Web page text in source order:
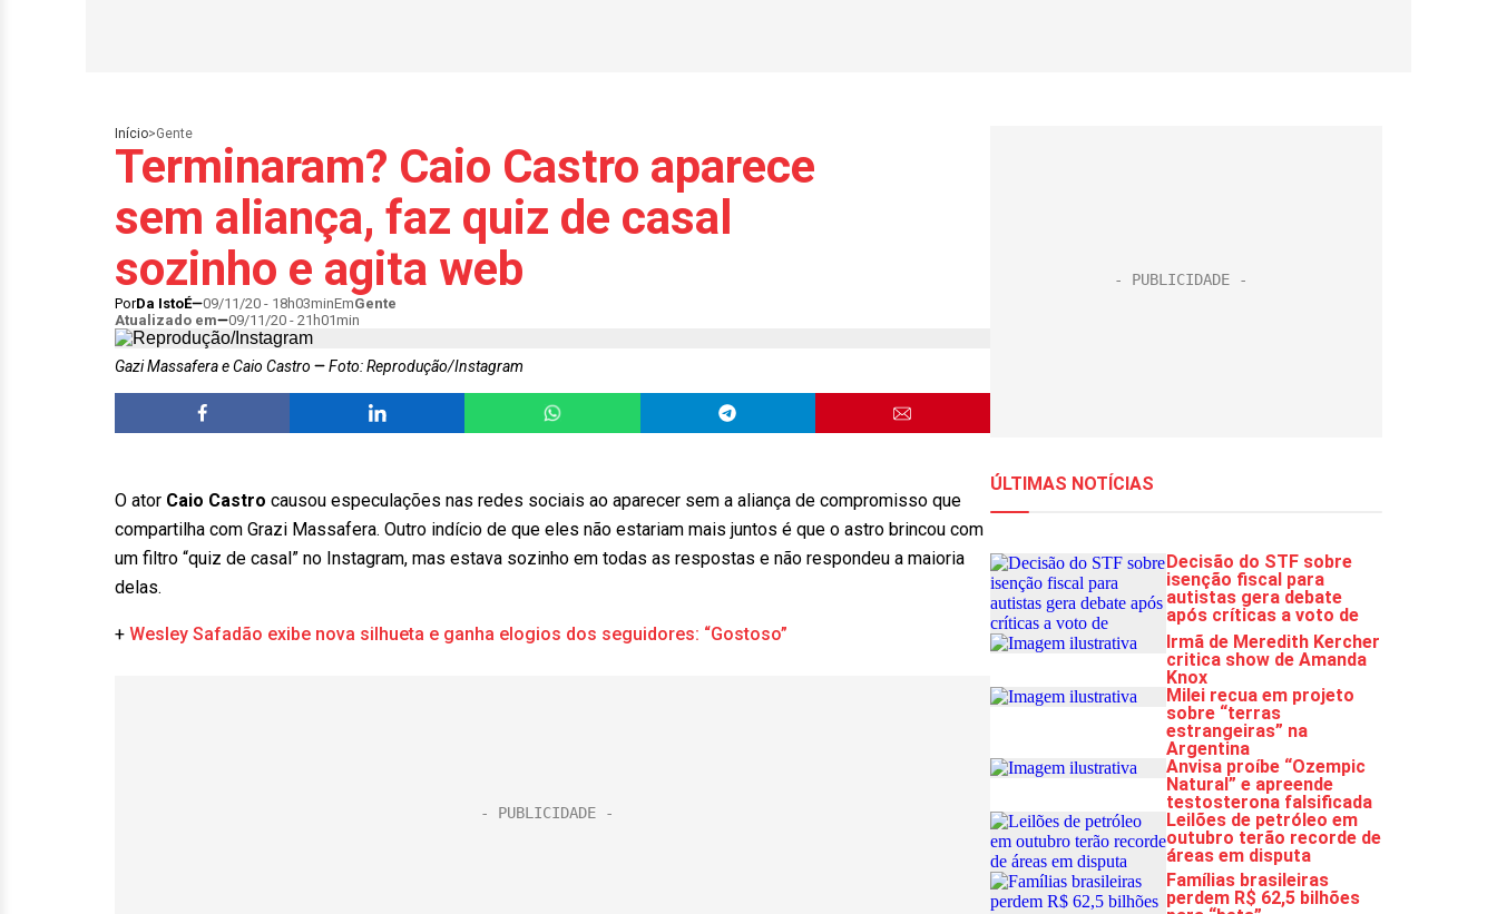
Início>Gente
Terminaram? Caio Castro aparece
sem aliança, faz quiz de casal
sozinho e agita web
PorDa IstoÉ 09/11/20 - 18h03minEmGente
Atualizado em
09/11/20 - 21h01min
Gazi Massafera e Caio Castro Foto: Reprodução/Instagram
O ator Caio Castro causou especulações nas redes sociais ao aparecer sem a aliança de compromisso que
compartilha com Grazi Massafera. Outro indício de que eles não estariam mais juntos é que o astro brincou com
um filtro “quiz de casal” no Instagram, mas estava sozinho em todas as respostas e não respondeu a maioria
delas.
+ Wesley Safadão exibe nova silhueta e ganha elogios dos seguidores: “Gostoso”